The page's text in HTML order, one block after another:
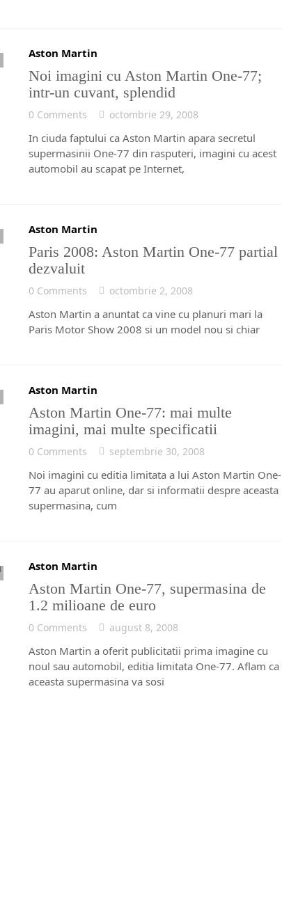
Aston Martin
Noi imagini cu Aston Martin One-77;
intr-un cuvant, splendid
0 Comments octombrie 29, 2008
In ciuda faptului ca Aston Martin apara secretul
supermasinii One-77 din rasputeri, imagini cu acest
automobil au scapat pe Internet,
Aston Martin
Paris 2008: Aston Martin One-77 partial
dezvaluit
0 Comments octombrie 2, 2008
Aston Martin a anuntat ca vine cu planuri mari la
Paris Motor Show 2008 si un model nou si chiar
Aston Martin
Aston Martin One-77: mai multe
imagini, mai multe specificatii
0 Comments septembrie 30, 2008
Noi imagini cu editia limitata a lui Aston Martin One-
77 au aparut online, dar si informatii despre aceasta
supermasina, cum
Aston Martin
Aston Martin One-77, supermasina de
1.2 milioane de euro
0 Comments august 8, 2008
Aston Martin a oferit publicitatii prima imagine cu
noul sau automobil, editia limitata One-77. Aflam ca
aceasta supermasina va sosi